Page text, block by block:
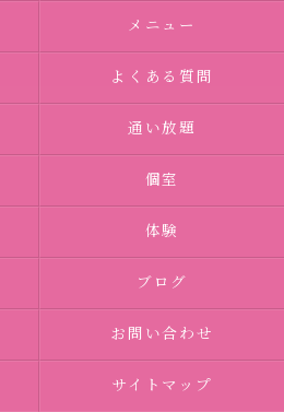
メニュー
よくある質問
通い放題
個室
体験
ブログ
お問い合わせ
サイトマップ